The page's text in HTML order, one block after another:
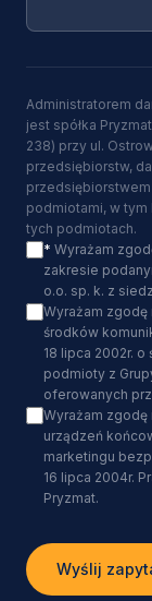
Administratorem
jest spółka
238) przy ul.
przedsiębiorstw,
podmiotami, w
tych podmiotach.
* Wyrażam
zakresie
o.o. sp. k. z
Wyrażam zgodę
środków
18 lipca 2002r.
podmioty z
oferowanych
Wyrażam
urządzeń
marketingu
16 lipca 2004r.
Pryzmat.
Wyślij